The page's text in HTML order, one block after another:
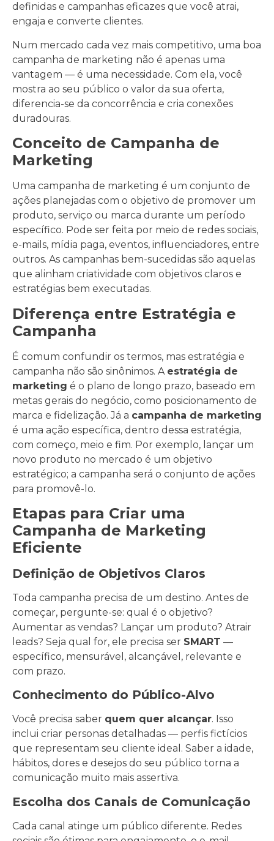
definidas e campanhas eficazes que você atrai,
engaja e converte clientes.
Num mercado cada vez mais competitivo, uma boa
campanha de marketing não é apenas uma
vantagem — é uma necessidade. Com ela, você
mostra ao seu público o valor da sua oferta,
diferencia-se da concorrência e cria conexões
duradouras.
Conceito de Campanha de
Marketing
Uma campanha de marketing é um conjunto de
ações planejadas com o objetivo de promover um
produto, serviço ou marca durante um período
específico. Pode ser feita por meio de redes sociais,
e-mails, mídia paga, eventos, influenciadores, entre
outros. As campanhas bem-sucedidas são aquelas
que alinham criatividade com objetivos claros e
estratégias bem executadas.
Diferença entre Estratégia e
Campanha
É comum confundir os termos, mas estratégia e
campanha não são sinônimos. A estratégia de
marketing é o plano de longo prazo, baseado em
metas gerais do negócio, como posicionamento de
marca e fidelização. Já a campanha de marketing
é uma ação específica, dentro dessa estratégia,
com começo, meio e fim. Por exemplo, lançar um
novo produto no mercado é um objetivo
estratégico; a campanha será o conjunto de ações
para promovê-lo.
Etapas para Criar uma
Campanha de Marketing
Eficiente
Definição de Objetivos Claros
Toda campanha precisa de um destino. Antes de
começar, pergunte-se: qual é o objetivo?
Aumentar as vendas? Lançar um produto? Atrair
leads? Seja qual for, ele precisa ser SMART —
específico, mensurável, alcançável, relevante e
com prazo.
Conhecimento do Público-Alvo
Você precisa saber quem quer alcançar. Isso
inclui criar personas detalhadas — perfis fictícios
que representam seu cliente ideal. Saber a idade,
hábitos, dores e desejos do seu público torna a
comunicação muito mais assertiva.
Escolha dos Canais de Comunicação
Cada canal atinge um público diferente. Redes